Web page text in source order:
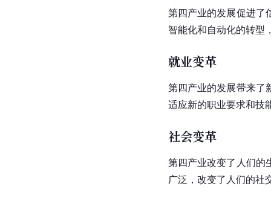
第四产业的发展促进了
智能化和自动化的转型
就业变革
第四产业的发展带来了
适应新的职业要求和技
社会变革
第四产业改变了人们的
广泛，改变了人们的社